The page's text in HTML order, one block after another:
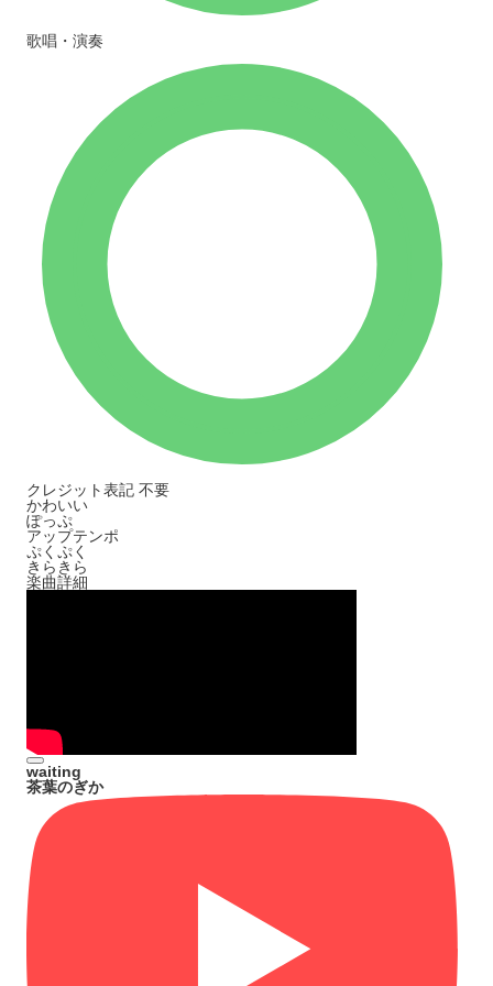
歌唱・演奏
クレジット表記 不要
かわいい
ぽっぷ
アップテンポ
ぷくぷく
きらきら
楽曲詳細
waiting
茶葉のぎか